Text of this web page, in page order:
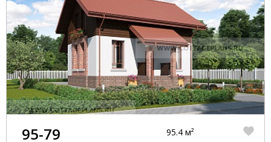
95-79
95.4 м²